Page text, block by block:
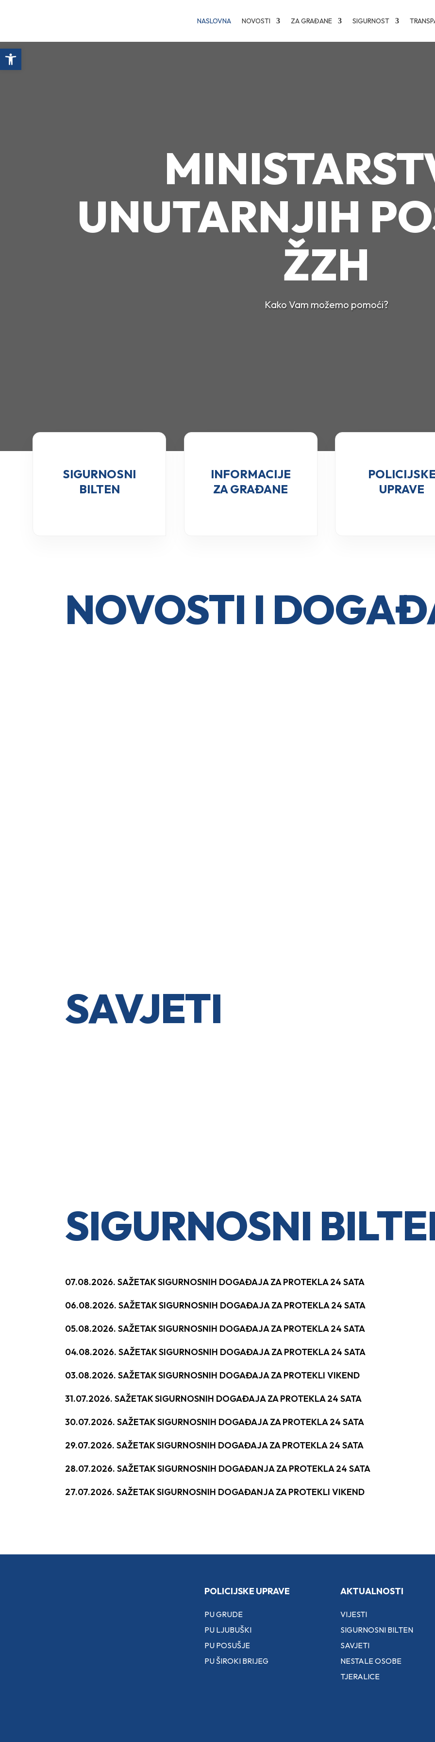
NASLOVNA NOVOSTI ZA GRAĐANE SIGURNOST
UNUTARNJIH
ŽZH
Kako Vam možemo pomoći?
SIGURNOSNI
BILTEN
INFORMACIJE
ZA GRAĐANE
UPRAVE
NOVOSTI I
SAVJETI
SIGURNOSNI
07.08.2026. SAŽETAK SIGURNOSNIH DOGAĐAJA ZA PROTEKLA 24 SATA
06.08.2026. SAŽETAK SIGURNOSNIH DOGAĐAJA ZA PROTEKLA 24 SATA
05.08.2026. SAŽETAK SIGURNOSNIH DOGAĐAJA ZA PROTEKLA 24 SATA
04.08.2026. SAŽETAK SIGURNOSNIH DOGAĐAJA ZA PROTEKLA 24 SATA
03.08.2026. SAŽETAK SIGURNOSNIH DOGAĐAJA ZA PROTEKLI VIKEND
31.07.2026. SAŽETAK SIGURNOSNIH DOGAĐAJA ZA PROTEKLA 24 SATA
30.07.2026. SAŽETAK SIGURNOSNIH DOGAĐAJA ZA PROTEKLA 24 SATA
29.07.2026. SAŽETAK SIGURNOSNIH DOGAĐAJA ZA PROTEKLA 24 SATA
28.07.2026. SAŽETAK SIGURNOSNIH DOGAĐANJA ZA PROTEKLA 24 SATA
27.07.2026. SAŽETAK SIGURNOSNIH DOGAĐANJA ZA PROTEKLI VIKEND
POLICIJSKE UPRAVE
PU GRUDE
PU LJUBUŠKI
PU POSUŠJE
PU ŠIROKI BRIJEG
AKTUALNOSTI
VIJESTI
SIGURNOSNI BILTEN
SAVJETI
NESTALE OSOBE
TJERALICE
Open toolbar